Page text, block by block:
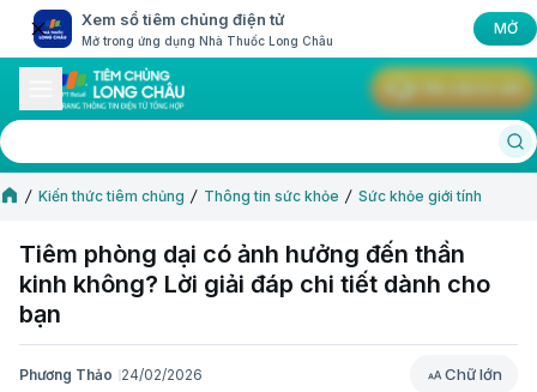
Xem sổ tiêm chủng điện tử
Mở trong ứng dụng Nhà Thuốc Long Châu
MỞ
Kiến thức tiêm chủng Thông tin sức khỏe Sức khỏe giới tính
Tiêm phòng dại có ảnh hưởng đến thần
kinh không? Lời giải đáp chi tiết dành cho
bạn
Phương Thảo 24/02/2026 Chữ lớn